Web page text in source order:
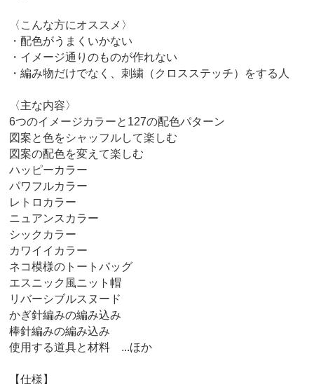
〈こんな方にオススメ〉
・配色がうまくいかない
・イメージ通りのものが作れない
・編み物だけでなく、刺繍（クロスステッチ）をする人
〈主な内容〉
6つのイメージカラーと127の配色パターン
図案と色をシャッフルして楽しむ
図案の配色を変えて楽しむ
ハッピーカラー
パワフルカラー
レトロカラー
ニュアンスカラー
シックカラー
カワイイカラー
ネコ模様のトートバッグ
エスニック風ニット帽
リバーシブルスヌード
かぎ針編みの編み込み
棒針編みの編み込み
使用する道具と材料 ...ほか
【仕様】